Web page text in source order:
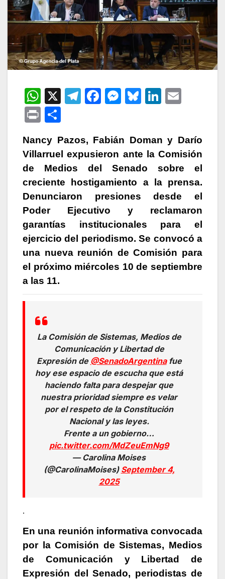
W
h
at
s
A
p
p
X
T
gr
a
m
F
e
b
o
o
k
M
s
e
n
g
er
Bl
s
k
y
Li
e
dI
n
P
nt m
p
ar
tir
Nancy Pazos, Fabián Doman y Darío
Villarruel expusieron ante la Comisión
de Medios del Senado sobre el
creciente hostigamiento a la prensa.
Denunciaron presiones desde el
Poder Ejecutivo y reclamaron
garantías institucionales para el
ejercicio del periodismo. Se convocó a
una nueva reunión de Comisión para
el próximo miércoles 10 de septiembre
a las 11.
La Comisión de Sistemas, Medios de
Comunicación y Libertad de
Expresión de @SenadoArgentinafue
hoy ese espacio de escucha que está
haciendo falta para despejar que
nuestra prioridad siempre es velar
por el respeto de la Constitución
Nacional y las leyes.
Frente a un gobierno…
pic.twitter.com/MdZeuEmNg9
— Carolina Moises
(@CarolinaMoises) September 4,
2025
.
En una reunión informativa convocada
por la Comisión de Sistemas, Medios
de Comunicación y Libertad de
Expresión del Senado, periodistas de